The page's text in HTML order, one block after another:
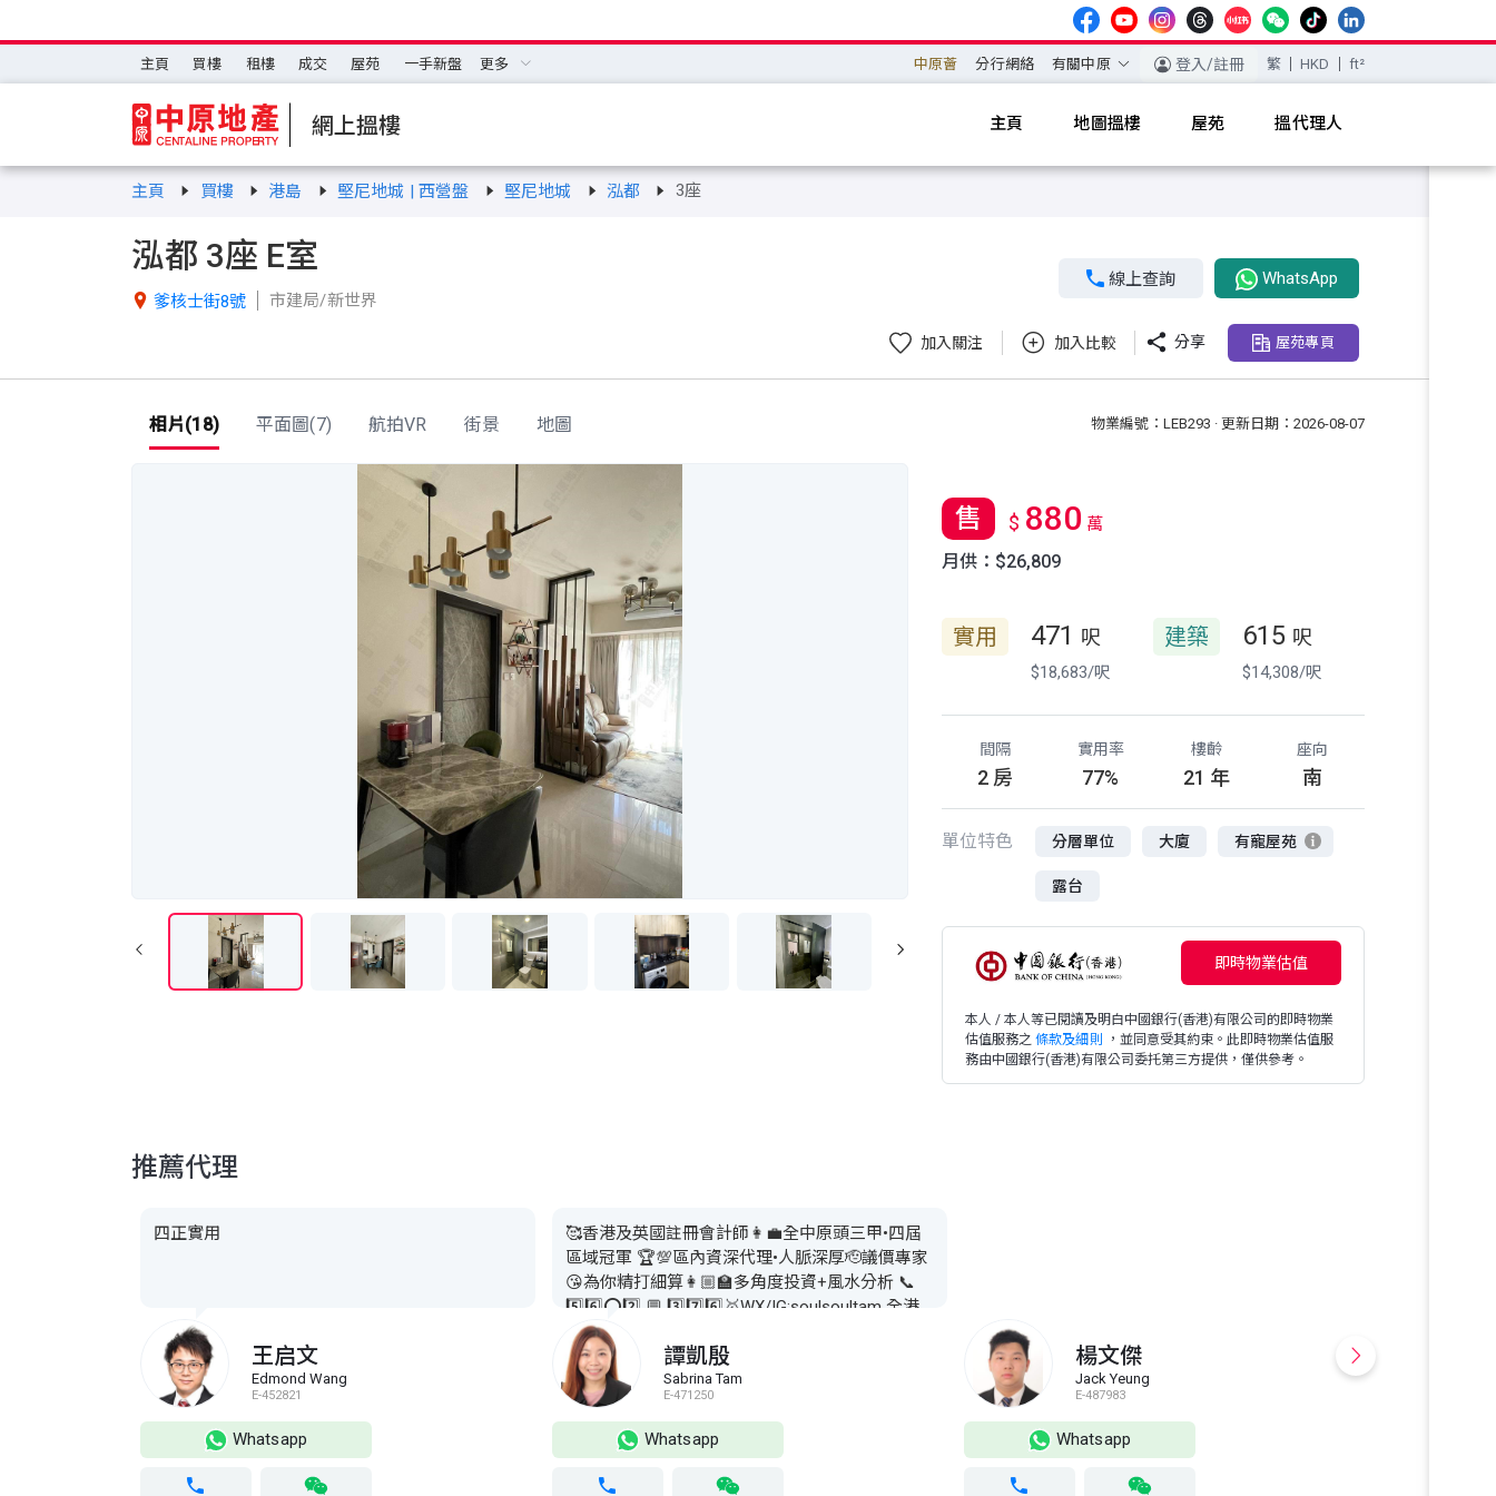
主頁 買樓 租樓 成交 屋苑 一手新盤 更多 中原薈 分行網絡 有關中原 登入/註冊 繁 HKD ft²
網上搵樓 主頁 地圖搵樓 屋苑 搵代理人
主頁 買樓 港島 堅尼地城 | 西營盤 堅尼地城 泓都 3座
泓都 3座 E室
 爹核士街8號 市建局/新世界
 線上查詢 WhatsApp
加入關注 加入比較  分享 屋苑專頁
相片(18) 平面圖(7) 航拍VR 街景 地圖 物業編號：LEB293 · 更新日期：2026-08-07
售 $ 880 萬
月供：$26,809
實用 471 呎
$18,683/呎
建築 615 呎
$14,308/呎
間隔
2 房
實用率
77%
樓齡
21 年
座向
南
單位特色 分層單位 大廈 有寵屋苑
露台
即時物業估值
本人 / 本人等已閱讀及明白中國銀行(香港)有限公司的即時物業
估值服務之 條款及細則
，並同意受其約束。此即時物業估值服
務由中國銀行(香港)有限公司委托第三方提供，僅供參考。
推薦代理
四正實用
王启文
Edmond Wang
E-452821
Whatsapp
🥰香港及英國註冊會計師👩‍💼全中原頭三甲•四屆
區域冠軍 🏆💯區內資深代理•人脈深厚🫡議價專家
😘為你精打細算👩🏼‍🏫多角度投資+風水分析 📞
5️⃣6️⃣⭕️2️⃣ 💬 3️⃣7️⃣6️⃣🥇WX/IG:soulsoultam 全港
一二手緊貼所有😍熱門新盤⭐️港島⭐️九龍⭐️新界一
手掌握👍直接對接各大發展商及業主 ❤️大量獨家
荀盤・人冇我有 🫵🏻 買賣樓宇經我宣傳成交率達
80%🙇🏻‍♀️24小時為你服務💜按揭•律師•財務•買樓一
條龍服務💜最新市場動態 & 獨家荀盤源源送上📺
YouTube講地產📕小紅書Soso房产HK👇🏻點擊頭像
直接查詢👍❤️
譚凱殷
Sabrina Tam
E-471250
Whatsapp
楊文傑
Jack Yeung
E-487983
Whatsapp